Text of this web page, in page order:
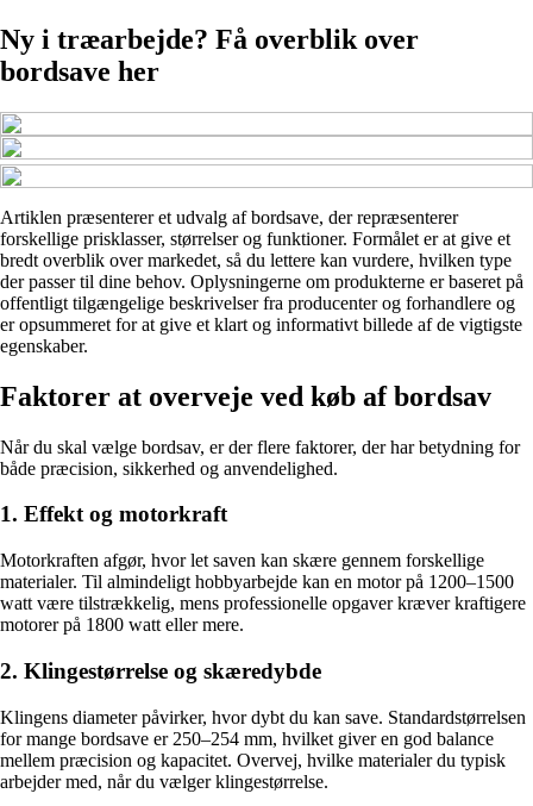
Ny i træarbejde? Få overblik over
bordsave her
Artiklen præsenterer et udvalg af bordsave, der repræsenterer
forskellige prisklasser, størrelser og funktioner. Formålet er at give et
bredt overblik over markedet, så du lettere kan vurdere, hvilken type
der passer til dine behov. Oplysningerne om produkterne er baseret på
offentligt tilgængelige beskrivelser fra producenter og forhandlere og
er opsummeret for at give et klart og informativt billede af de vigtigste
egenskaber.
Faktorer at overveje ved køb af bordsav
Når du skal vælge bordsav, er der flere faktorer, der har betydning for
både præcision, sikkerhed og anvendelighed.
1. Effekt og motorkraft
Motorkraften afgør, hvor let saven kan skære gennem forskellige
materialer. Til almindeligt hobbyarbejde kan en motor på 1200–1500
watt være tilstrækkelig, mens professionelle opgaver kræver kraftigere
motorer på 1800 watt eller mere.
2. Klingestørrelse og skæredybde
Klingens diameter påvirker, hvor dybt du kan save. Standardstørrelsen
for mange bordsave er 250–254 mm, hvilket giver en god balance
mellem præcision og kapacitet. Overvej, hvilke materialer du typisk
arbejder med, når du vælger klingestørrelse.